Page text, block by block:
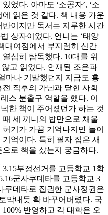
었다. 아마도 ‘소공자’, ‘소
읽은 것 같다. 책 내용 가운
이지만 독서는 지루한 시간
상자이었다. 언니는 ‘태양
대여점에서 부지런히 신간
심히 탐독했다. 10대를 위
않고 읽었다. 연재된 조은파
마나 기발했던지 지금도 흥
직후의 가난과 닫힌 사회
스 분출구 역할을 했다. 이
한 책이 주어졌던가 하는 것
세 끼니의 밥만으로 채울
기가 가끔 기억나지만 놀이
억이다. 특히 필자 집은 새
로 책을 샀는지 궁금하다.
부정선거를 고등학교 1학
군사쿠데타를 고등학교 3
쿠데타로 집권한 군사정권은
막내듯 확 바꾸어버렸다. 국
반영하고 각 대학은 오